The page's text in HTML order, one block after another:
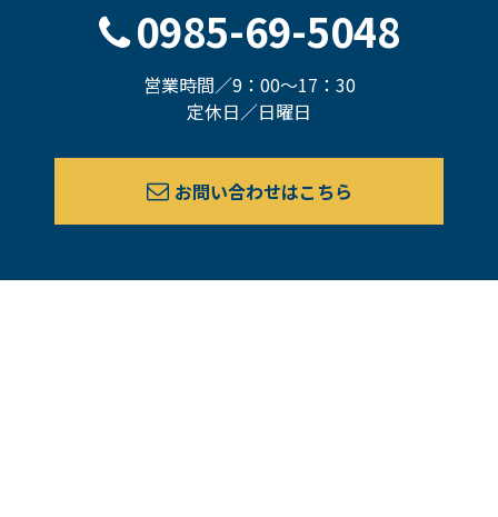
0985-69-5048
営業時間／9：00～17：30
定休日／日曜日
お問い合わせはこちら